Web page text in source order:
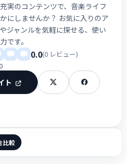
実のコンテンツで、音楽ライフ
にしませんか？ お気に入りのア
ジャンルを気軽に探せる、使い
です。
0.0(0 レビュー)
ト
比較